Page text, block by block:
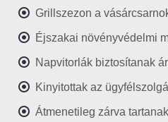
Grillszezon a
Éjszakai növényvédelmi
Napvitorlák biztosítanak
Kinyitottak az
Átmenetileg zárva